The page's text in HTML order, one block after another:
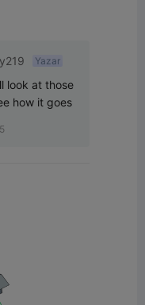
Yazar
look at those
how it goes